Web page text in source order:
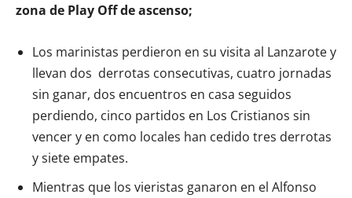
zona de Play Off de ascenso;
Los marinistas perdieron en su visita al Lanzarote y
llevan dos derrotas consecutivas, cuatro jornadas
sin ganar, dos encuentros en casa seguidos
perdiendo, cinco partidos en Los Cristianos sin
vencer y en como locales han cedido tres derrotas
y siete empates.
Mientras que los vieristas ganaron en el Alfonso